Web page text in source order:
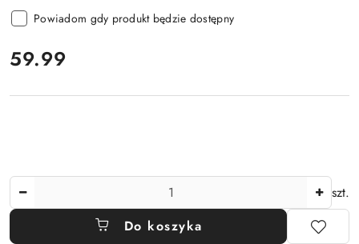
Powiadom gdy produkt będzie dostępny
cena:
59.99
szt.
Do koszyka